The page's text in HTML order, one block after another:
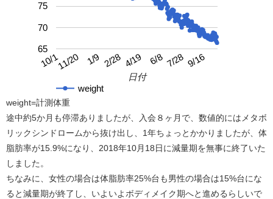
weight
10/111/20 1/9 2/28 4/19 6/8 7/28 9/16
65
70
75
日付
weight=計測体重
途中約5か月も停滞ありましたが、入会８ヶ月で、数値的にはメタボ
リックシンドロームから抜け出し、1年ちょっとかかりましたが、体
脂肪率が15.9%になり、2018年10月18日に減量期を無事に終了いた
しました。
ちなみに、女性の場合は体脂肪率25%台も男性の場合は15%台にな
ると減量期が終了し、いよいよボディメイク期へと進めるらしいで